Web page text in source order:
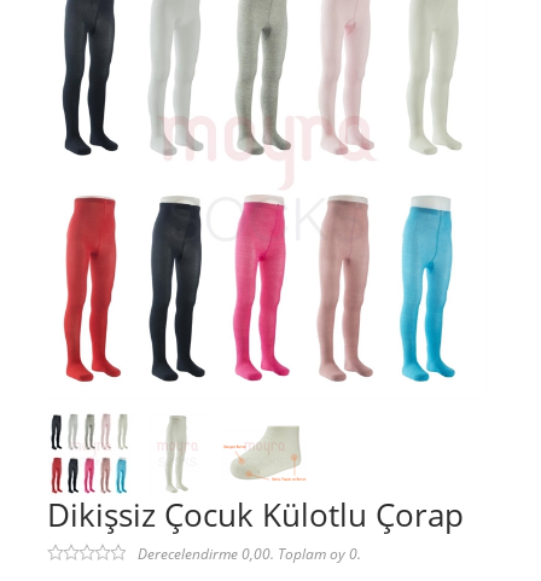
Dikişsiz Çocuk Külotlu Çorap
Derecelendirme 0,00. Toplam oy 0.